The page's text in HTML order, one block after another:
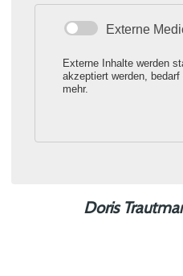
Externe
Externe Inhalte werden
akzeptiert werden,
mehr.
das in
Doris